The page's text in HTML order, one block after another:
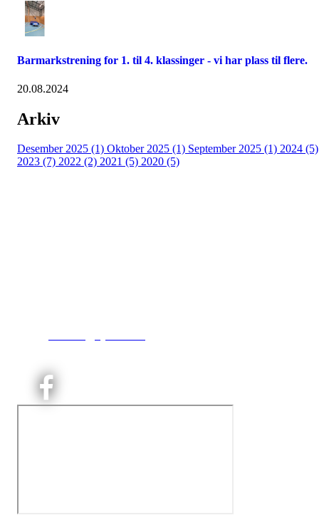
Barmarkstrening for 1. til 4. klassinger - vi har plass til flere.
20.08.2024
Arkiv
Desember 2025 (1) Oktober 2025 (1) September 2025 (1) 2024 (5)
2023 (7) 2022 (2) 2021 (5) 2020 (5)